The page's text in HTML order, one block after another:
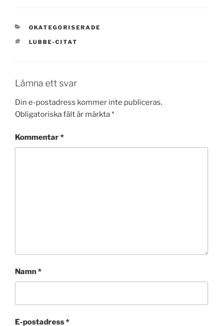
KATEGORIER
OKATEGORISERADE
TAGGAR
LUBBE-CITAT
Lämna ett svar
Din e-postadress kommer inte publiceras.
Obligatoriska fält är märkta*
Kommentar*
Namn*
E-postadress*